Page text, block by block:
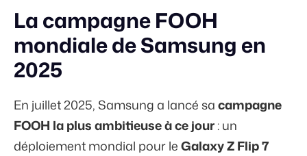
La campagne FOOH
mondiale de Samsung en
2025
En juillet 2025, Samsung a lancé sacampagne
FOOH la plus ambitieuse à ce jour: un
déploiement mondial pour leGalaxy Z Flip 7